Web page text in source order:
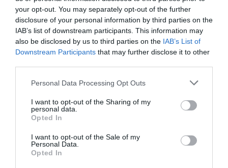
your opt-out. You may separately opt-out of the further
disclosure of your personal information by third parties on the
IAB’s list of downstream participants. This information may
also be disclosed by us to third parties on the IAB’s List of
Downstream Participants that may further disclose it to other
Personal Data Processing Opt Outs
I want to opt-out of the Sharing of my
personal data.
Opted In
I want to opt-out of the Sale of my
Personal Data.
Opted In
Βίντεο: Αστυνομικοί έσωσαν άνδρα από έμφραγμα στη Γλυφάδα
-Το ευχαριστώ της συζύγου του